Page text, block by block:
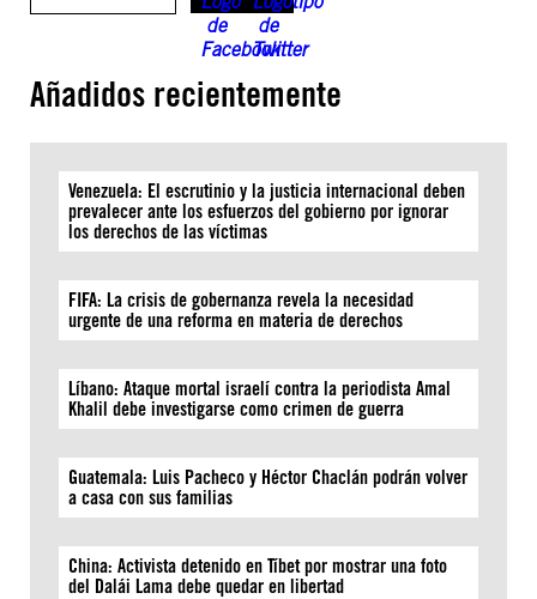
Añadidos recientemente
Venezuela: El escrutinio y la justicia internacional deben
prevalecer ante los esfuerzos del gobierno por ignorar
los derechos de las víctimas
FIFA: La crisis de gobernanza revela la necesidad
urgente de una reforma en materia de derechos
Líbano: Ataque mortal israelí contra la periodista Amal
Khalil debe investigarse como crimen de guerra
Guatemala: Luis Pacheco y Héctor Chaclán podrán volver
a casa con sus familias
China: Activista detenido en Tíbet por mostrar una foto
del Dalái Lama debe quedar en libertad